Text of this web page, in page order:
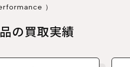
）
の買取実績